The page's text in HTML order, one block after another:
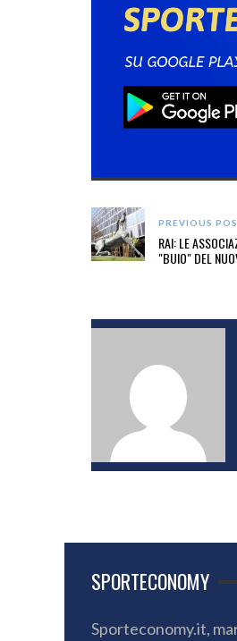
PREVIOUS
RAI: LE
"BUIO" DEL
SPORTECONOMY
Sporteconomy.it,